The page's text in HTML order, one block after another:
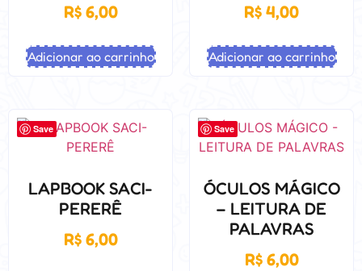
R$6,00
Adicionar ao carrinho
R$ 4,00
Adicionar ao carrinho
Save
LAPBOOK SACI-
PERERÊ
R$6,00
Save
ÓCULOS MÁGICO
– LEITURA DE
PALAVRAS
R$6,00